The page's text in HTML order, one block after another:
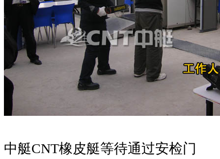
中艇CNT橡皮艇等待通过安检门